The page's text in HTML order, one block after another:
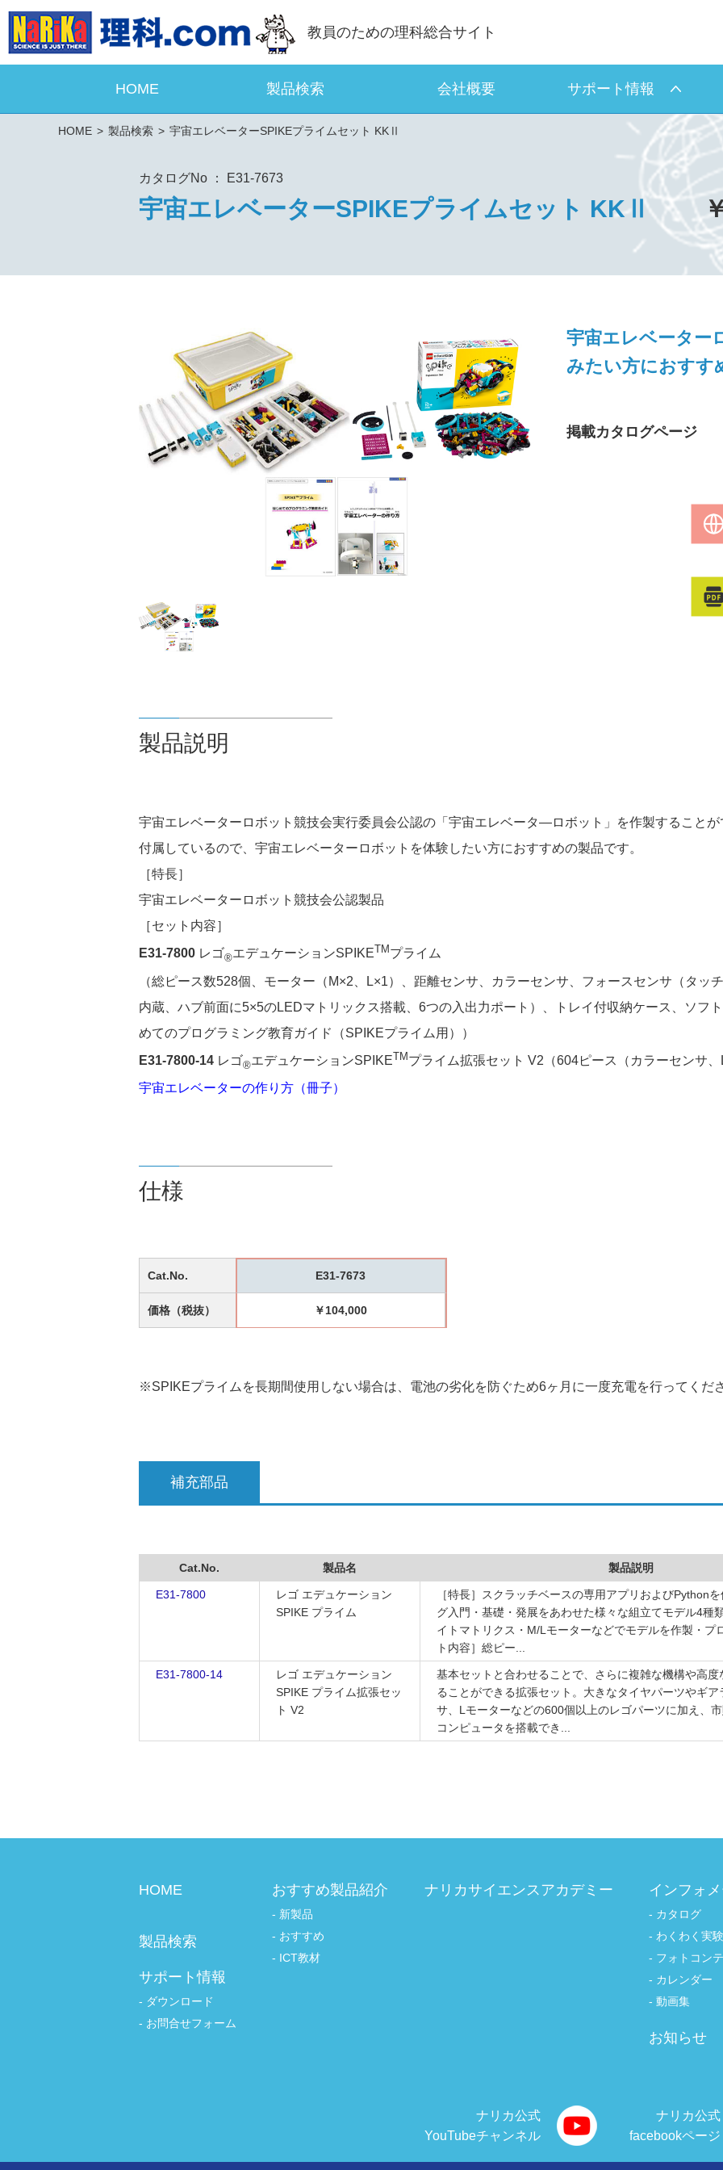
教員のための理科総合サイト
HOME 製品検索 会社概要 サポート情報
HOME 製品検索 宇宙エレベーターSPIKEプライムセット KKⅡ
カタログNo ： E31-7673
宇宙エレベーターSPIKEプライムセット KKⅡ
宇宙エレベーター
みたい方におすす
掲載カタログページ
製品説明
宇宙エレベーターロボット競技会実行委員会公認の「宇宙エレベータ―ロボット」を作製すること
付属しているので、宇宙エレベーターロボットを体験したい方におすすめの製品です。
［特長］
宇宙エレベーターロボット競技会公認製品
［セット内容］
E31-7800 レゴ®エデュケーションSPIKETM プライム
（総ピース数528個、モーター（M×2、L×1）、距離センサ、カラーセンサ、フォースセンサ（タッ
内蔵、ハブ前面に5×5のLEDマトリックス搭載、6つの入出力ポート）、トレイ付収納ケース、ソフ
めてのプログラミング教育ガイド（SPIKEプライム用））
E31-7800-14 レゴ®エデュケーションSPIKETMプライム拡張セット V2（604ピース（カラーセンサ
宇宙エレベーターの作り方（冊子）
仕様
Cat.No. E31-7673
価格（税抜） ￥104,000
※SPIKEプライムを長期間使用しない場合は、電池の劣化を防ぐため6ヶ月に一度充電を行ってくだ
補充部品
Cat.No. 製品名 製品説明
E31-7800
レゴ エデュケーション
SPIKE プライム
［特長］スクラッチベースの専用アプリおよびPython
グ入門・基礎・発展をあわせた様々な組立てモデル4種
イトマトリクス・M/Lモーターなどでモデルを作製・プ
ト内容］総ピー...
E31-7800-14
レゴ エデュケーション
SPIKE プライム拡張セッ
ト V2
基本セットと合わせることで、さらに複雑な機構や高
ることができる拡張セット。大きなタイヤパーツやギ
サ、Lモーターなどの600個以上のレゴパーツに加え、
コンピュータを搭載でき...
HOME
製品検索
サポート情報
ダウンロード
お問合せフォーム
おすすめ製品紹介
新製品
おすすめ
ICT教材
ナリカサイエンスアカデミー インフォ
カタログ
わくわく実験
フォトコン
カレンダー
動画集
お知らせ
ナリカ公式
YouTubeチャンネル
ナリカ公式
facebookページ